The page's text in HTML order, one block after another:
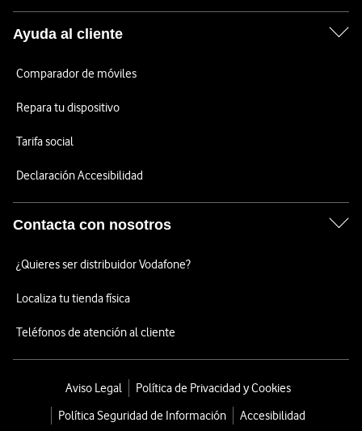
Ayuda al cliente
Comparador de móviles
Repara tu dispositivo
Tarifa social
Declaración Accesibilidad
Contacta con nosotros
¿Quieres ser distribuidor Vodafone?
Localiza tu tienda física
Teléfonos de atención al cliente
Aviso Legal
Política de Privacidad y Cookies
Política Seguridad de Información
Accesibilidad